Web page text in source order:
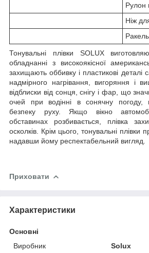
Рулон
Ніж
Тонувальні плівки SOLUX
обладнанні з високоякісної
захищають оббивку і пластикові деталі
надмірного нагрівання, вигоряння і
відблиски від сонця, снігу і фар, що
очей при водінні в сонячну погоду,
безпеку руху. Якщо вікно
обставинах розбивається, плівка
осколків. Крім цього, тонувальні плівки
надавши йому респектабельний вигляд.
Приховати
Характеристики
Основні
Виробник
Solux